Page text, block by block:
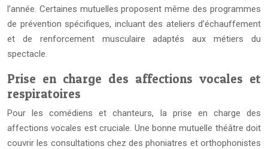
l’année. Certaines mutuelles proposent même des programmes
de prévention spécifiques, incluant des ateliers d’échauffement
et de renforcement musculaire adaptés aux métiers du
spectacle.
Prise en charge des affections vocales et
respiratoires
Pour les comédiens et chanteurs, la prise en charge des
affections vocales est cruciale. Une bonne mutuelle théâtre doit
couvrir les consultations chez des phoniatres et orthophonistes